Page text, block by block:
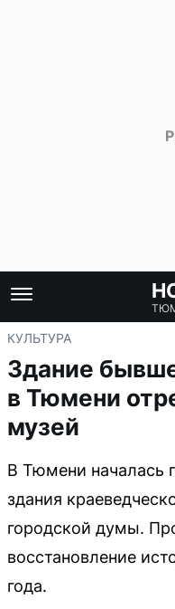
КУЛЬТУРА
Здание
в Тюмени
музей
В Тюмени началась
здания
городской думы.
восстановление
года.